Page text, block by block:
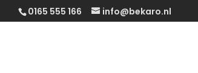
0165 555 166 info@bekaro.nl